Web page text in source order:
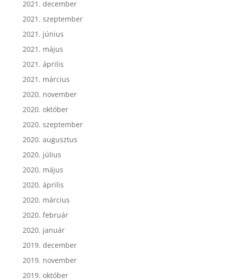
2021. december
2021. szeptember
2021. június
2021. május
2021. április
2021. március
2020. november
2020. október
2020. szeptember
2020. augusztus
2020. július
2020. május
2020. április
2020. március
2020. február
2020. január
2019. december
2019. november
2019. október